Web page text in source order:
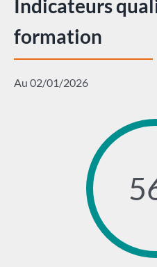
Indicateurs
formation
Au 02/01/2026